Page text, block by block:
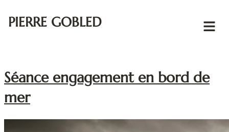
PIERRE GOBLED
Séance engagement en bord de
mer